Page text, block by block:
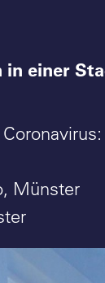
in einer
Münster